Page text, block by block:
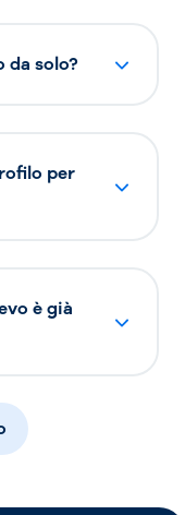
solo?
per
è già